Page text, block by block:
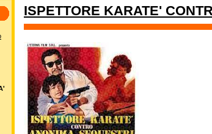
ISPETTORE KARATE'